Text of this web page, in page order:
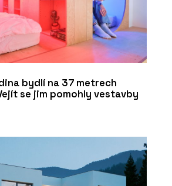
bydlí na 37 metrech
se jim pomohly vestavby